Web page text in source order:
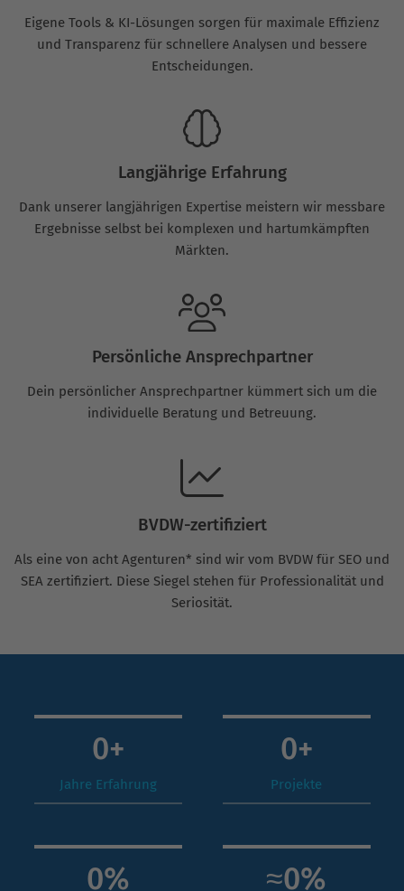
Eigene Tools & KI-Lösungen sorgen für maximale Effizienz
und Transparenz für schnellere Analysen und bessere
Entscheidungen.
Langjährige Erfahrung
Dank unserer langjährigen Expertise meistern wir messbare
Ergebnisse selbst bei komplexen und hartumkämpften
Märkten.
Persönliche Ansprechpartner
Dein persönlicher Ansprechpartner kümmert sich um die
individuelle Beratung und Betreuung.
BVDW-zertifiziert
Als eine von acht Agenturen* sind wir vom BVDW für SEO und
SEA zertifiziert. Diese Siegel stehen für Professionalität und
Seriosität.
0+
Jahre Erfahrung
0+
Projekte
0% ≈0%